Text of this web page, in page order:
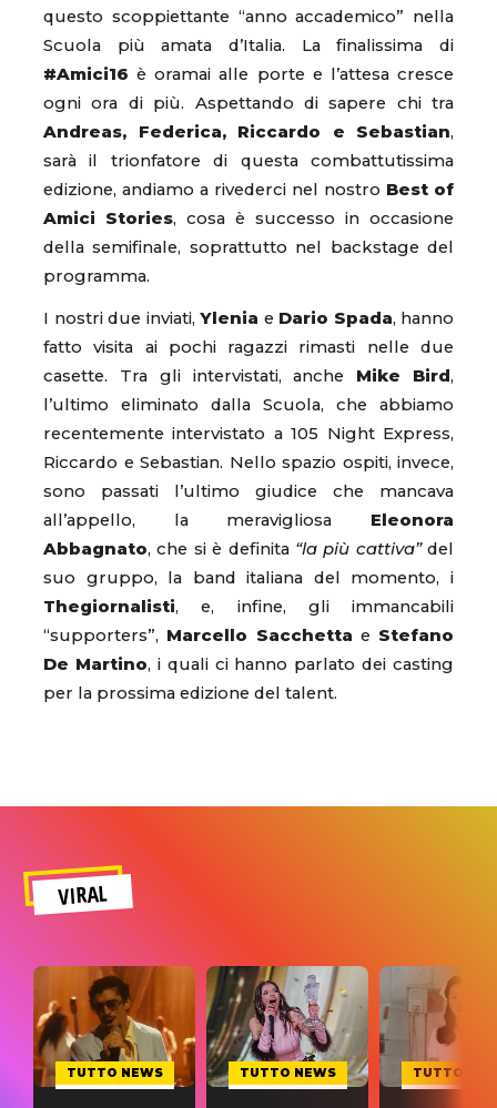
questo scoppiettante “anno accademico” nella
Scuola più amata d’Italia. La finalissima di
#Amici16 è oramai alle porte e l’attesa cresce
ogni ora di più. Aspettando di sapere chi tra
Andreas, Federica, Riccardo e Sebastian,
sarà il trionfatore di questa combattutissima
edizione, andiamo a rivederci nel nostro Best of
Amici Stories, cosa è successo in occasione
della semifinale, soprattutto nel backstage del
programma.
I nostri due inviati, Ylenia e Dario Spada, hanno
fatto visita ai pochi ragazzi rimasti nelle due
casette. Tra gli intervistati, anche Mike Bird,
l’ultimo eliminato dalla Scuola, che abbiamo
recentemente intervistato a 105 Night Express,
Riccardo e Sebastian. Nello spazio ospiti, invece,
sono passati l’ultimo giudice che mancava
all’appello, la meravigliosa Eleonora
Abbagnato, che si è definita “la più cattiva”del
suo gruppo, la band italiana del momento, i
Thegiornalisti, e, infine, gli immancabili
“supporters”, Marcello Sacchetta e Stefano
De Martino, i quali ci hanno parlato dei casting
per la prossima edizione del talent.
VIRAL
TUTTO NEWS TUTTO NEWS TUTTO